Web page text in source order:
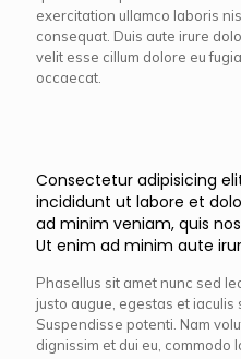
exercitation ullamco laboris
consequat. Duis aute irure
velit esse cillum dolore eu
occaecat.
Consectetur adipisicing
incididunt ut labore et
ad minim veniam, quis
Ut enim ad minim aute
Phasellus sit amet nunc sed
justo augue, egestas et iaculis
Suspendisse potenti. Nam
dignissim et dui eu,